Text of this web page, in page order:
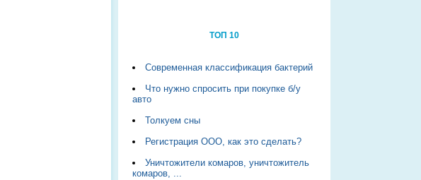
ТОП 10
Современная классификация бактерий
Что нужно спросить при покупке б/у
авто
Толкуем сны
Регистрация ООО, как это сделать?
Уничтожители комаров, уничтожитель
комаров, ...